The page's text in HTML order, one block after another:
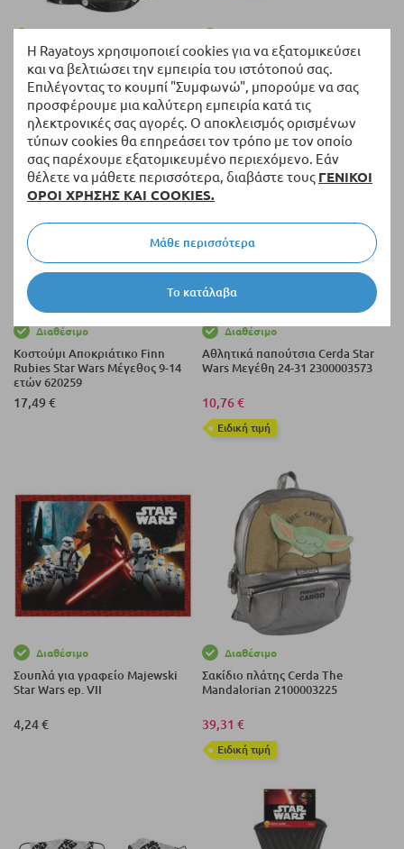
Η Rayatoys χρησιμοποιεί cookies για να εξατομικεύσει
και να βελτιώσει την εμπειρία του ιστότοπού σας.
Επιλέγοντας το κουμπί "Συμφωνώ", μπορούμε να σας
προσφέρουμε μια καλύτερη εμπειρία κατά τις
ηλεκτρονικές σας αγορές. Ο αποκλεισμός ορισμένων
τύπων cookies θα επηρεάσει τον τρόπο με τον οποίο
σας παρέχουμε εξατομικευμένο περιεχόμενο. Εάν
θέλετε να μάθετε περισσότερα, διαβάστε τους ΓΕΝΙΚΟΙ
ΟΡΟΙ ΧΡΗΣΗΣ ΚΑΙ COOKIES.
Το κατάλαβα
Μάθε περισσότερα
Μάσκα Darth Vader Rubies Star
Wars 3441.
11,99 €
Επιγονατίδες & Επιαγκωνίδες
SEVEN Star Wars 9038
23,87 €
Διαθέσιμο
Κοστούμι Αποκριάτικο Finn
Rubies Star Wars Μέγεθος 9-14
ετών 620259
17,49 €
Διαθέσιμο
Αθλητικά παπούτσια Cerda Star
Wars Μεγέθη 24-31 2300003573
10,76 €
Eιδική τιμή
Διαθέσιμο
Σουπλά για γραφείο Majewski
Star Wars ep. VII
4,24 €
Διαθέσιμο
Σακίδιο πλάτης Cerda The
Mandalorian 2100003225
39,31 €
Eιδική τιμή